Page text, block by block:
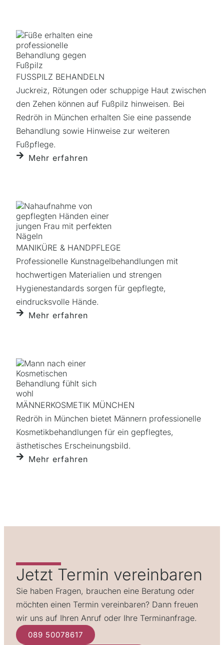
FUSSPILZ BEHANDELN
Juckreiz, Rötungen oder schuppige Haut zwischen
den Zehen können auf Fußpilz hinweisen. Bei
Redröh in München erhalten Sie eine passende
Behandlung sowie Hinweise zur weiteren
Fußpflege.
Mehr erfahren
MANIKÜRE & HANDPFLEGE
Professionelle Kunstnagel­behandlungen mit
hochwertigen Materialien und strengen
Hygienestandards sorgen für gepflegte,
eindrucksvolle Hände.
Mehr erfahren
MÄNNERKOSMETIK MÜNCHEN
Redröh in München bietet Männern professionelle
Kosmetik­behandlungen für ein gepflegtes,
ästhetisches Erscheinungsbild.
Mehr erfahren
Jetzt Termin vereinbaren
Sie haben Fragen, brauchen eine Beratung oder
möchten einen Termin vereinbaren? Dann freuen
wir uns auf Ihren Anruf oder Ihre Terminanfrage.
089 50078617